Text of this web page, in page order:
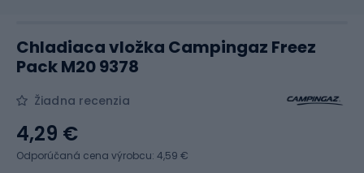
Chladiaca vložka Campingaz Freez
Pack M20 9378
Žiadna recenzia
4,29 €
Odporúčaná cena výrobcu: 4,59 €